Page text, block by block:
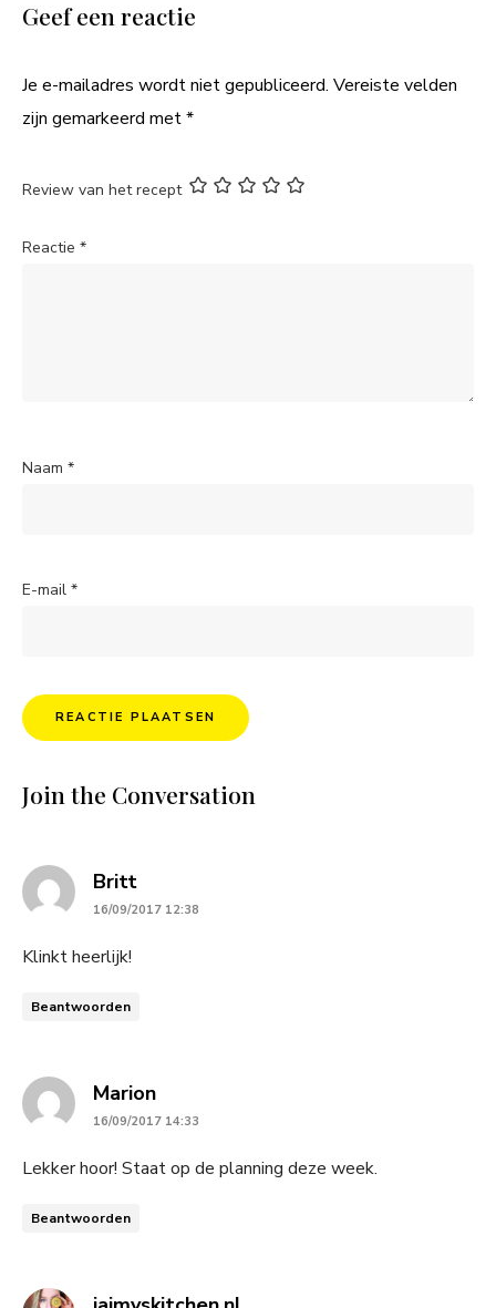
Geef een reactie
Je e-mailadres wordt niet gepubliceerd. Vereiste velden
zijn gemarkeerd met*
Review van het recept
Reactie *
Naam *
E-mail *
Join the Conversation
Brittsays:
16/09/2017 12:38
Klinkt heerlijk!
Beantwoorden
Marionsays:
16/09/2017 14:33
Lekker hoor! Staat op de planning deze week.
Beantwoorden